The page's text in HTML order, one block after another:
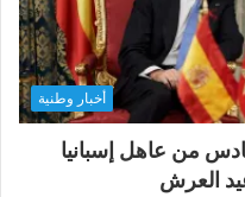
أخبار وطنية
من عاهل إسبانيا
العرش